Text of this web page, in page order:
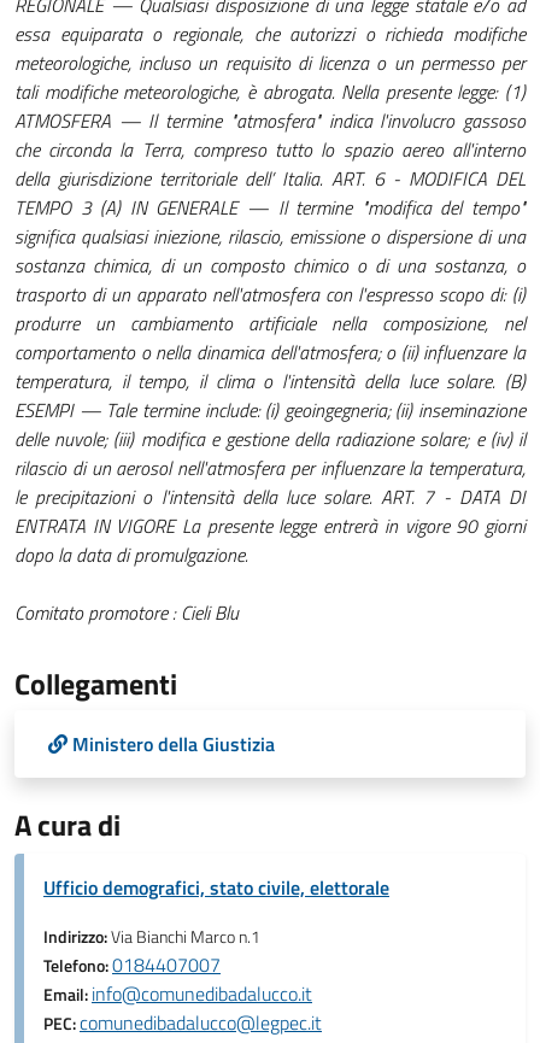
essa equiparata o regionale, che autorizzi o richieda modifiche
meteorologiche, incluso un requisito di licenza o un permesso per
tali modifiche meteorologiche, è abrogata. Nella presente legge: (1)
ATMOSFERA — Il termine "atmosfera" indica l'involucro gassoso
che circonda la Terra, compreso tutto lo spazio aereo all'interno
della giurisdizione territoriale dell’ Italia. ART. 6 - MODIFICA DEL
TEMPO 3 (A) IN GENERALE — Il termine "modifica del tempo"
significa qualsiasi iniezione, rilascio, emissione o dispersione di una
sostanza chimica, di un composto chimico o di una sostanza, o
trasporto di un apparato nell'atmosfera con l'espresso scopo di: (i)
produrre un cambiamento artificiale nella composizione, nel
comportamento o nella dinamica dell'atmosfera; o (ii) influenzare la
temperatura, il tempo, il clima o l'intensità della luce solare. (B)
ESEMPI — Tale termine include: (i) geoingegneria; (ii) inseminazione
delle nuvole; (iii) modifica e gestione della radiazione solare; e (iv) il
rilascio di un aerosol nell'atmosfera per influenzare la temperatura,
le precipitazioni o l'intensità della luce solare. ART. 7 - DATA DI
ENTRATA IN VIGORE La presente legge entrerà in vigore 90 giorni
dopo la data di promulgazione.
Comitato promotore : Cieli Blu
Collegamenti
Ministero della Giustizia
A cura di
Ufficio demografici, stato civile, elettorale
Indirizzo:Via Bianchi Marco n.1
Telefono:0184407007
Email:info@comunedibadalucco.it
PEC:comunedibadalucco@legpec.it